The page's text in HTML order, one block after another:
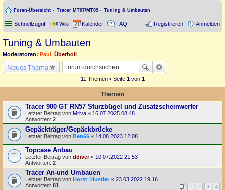
Foren-Übersicht Tracer MT07/MT09 Tuning & Umbauten
Schnellzugriff Wiki Kalender FAQ Anmelden
Registrieren
Tuning & Umbauten
Moderatoren: Paul Überholi
Neues Thema
11 Themen • Seite 1von 1
Themen
Tracer 900 GT RN57 Sturzbügel und Zusatzscheinwerfer
Letzter Beitrag von Mriva « 16.07.2025 08:48
Antworten: 2
Gepäckträger/Gepäckbrücke
Letzter Beitrag von Ben66 « 14.08.2023 12:08
Topcase Anbau
Letzter Beitrag von ddiver« 10.07.2022 21:53
Antworten: 2
Tracer An-und Umbauen
Letzter Beitrag von Horst_Hustler « 23.03.2022 19:16
Antworten: 81 1 2 3 4